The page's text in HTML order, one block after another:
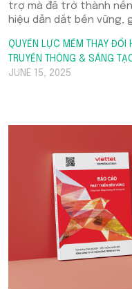
trợ mà đã trở thành
hiệu dẫn dắt bền vững,
QUYỀN LỰC MỀM
THAY ĐỔI
TRUYỀN THÔNG & SÁNG
JUNE 15, 2025